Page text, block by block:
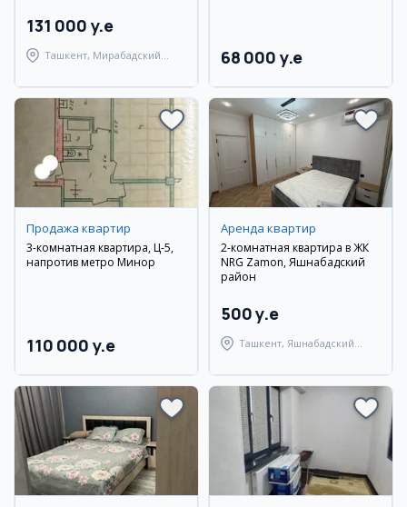
131 000 y.e
Ташкент, Мирабадский
68 000 y.e
Продажа квартир
3-комнатная квартира, Ц-5,
напротив метро Минор
110 000 y.e
Аренда квартир
2-комнатная квартира в ЖК
NRG Zamon, Яшнабадский
район
500 y.e
Ташкент, Яшнабадский